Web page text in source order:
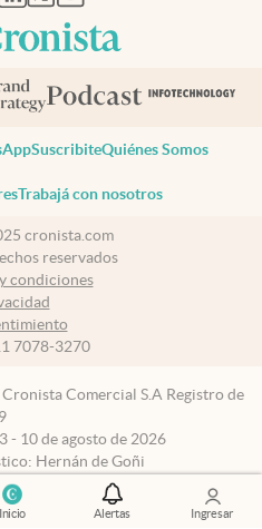
Inicio Alertas Ingresar
SuscribiteQuiénes Somos
Trabajá con nosotros
cronista.com
reservados
condiciones
7078-3270
Comercial S.A Registro de
- 10 de agosto de 2026
Hernán de Goñi